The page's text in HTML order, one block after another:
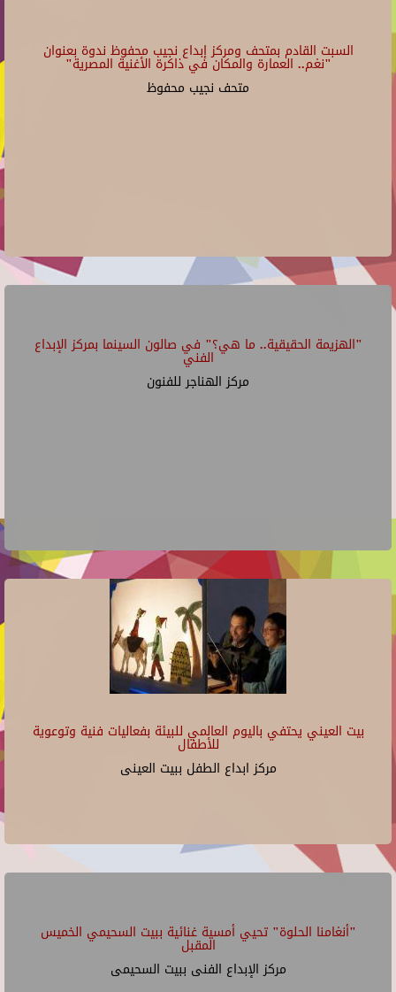
السبت القادم بمتحف ومركز إبداع نجيب محفوظ ندوة بعنوان
"نغم.. العمارة والمكان في ذاكرة الأغنية المصرية"
متحف نجيب محفوظ
"الهزيمة الحقيقية.. ما هي؟" في صالون السينما بمركز الإبداع
الفني
مركز الهناجر للفنون
بيت العيني يحتفي باليوم العالمي للبيئة بفعاليات فنية وتوعوية
للأطفال
مركز ابداع الطفل ببيت العينى
"أنغامنا الحلوة" تحيي أمسية غنائية ببيت السحيمي الخميس
المقبل
مركز الإبداع الفنى ببيت السحيمى